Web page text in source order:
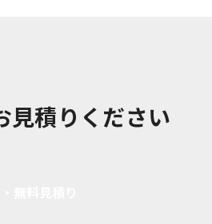
見積りください